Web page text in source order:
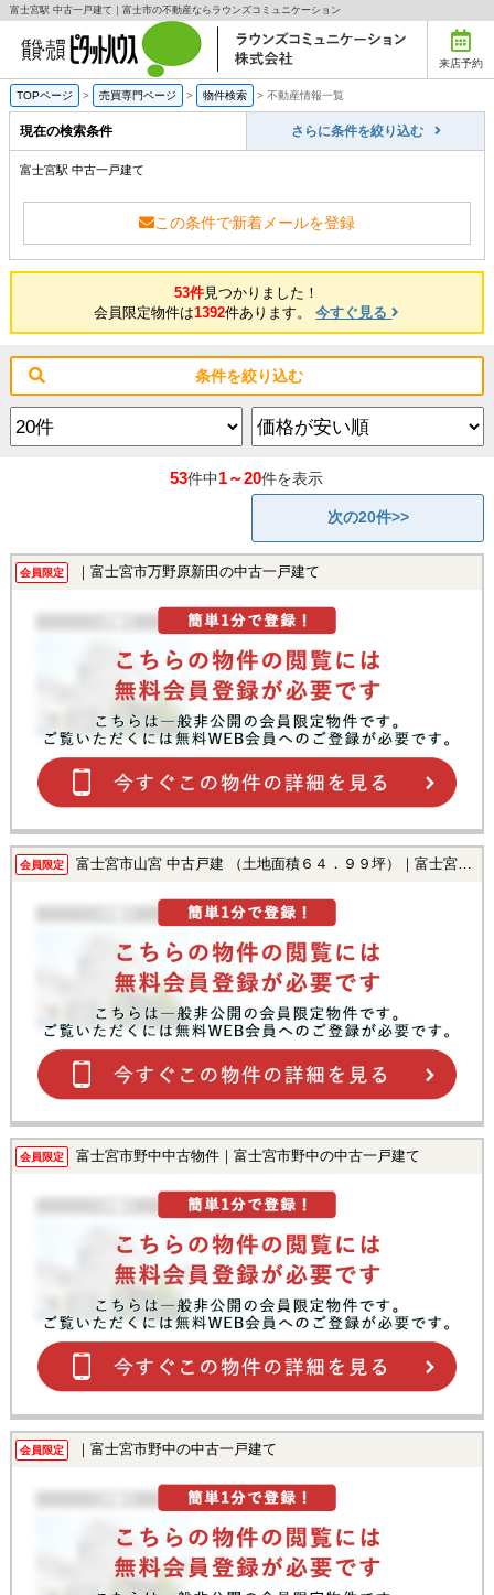
富士宮駅 中古一戸建て｜富士市の不動産ならラウンズコミュニケーション
来店予約
TOPページ > 売買専門ページ > 物件検索 > 不動産情報一覧
現在の検索条件 さらに条件を絞り込む
富士宮駅 中古一戸建て
この条件で新着メールを登録
53件見つかりました！
会員限定物件は1392件あります。今すぐ見る
条件を絞り込む
53件中1～20件を表示
次の20件>>
会員限定 ｜富士宮市万野原新田の中古一戸建て
会員限定 富士宮市山宮 中古戸建 （土地面積６４．９９坪）｜富士宮市山宮の中古一戸建て
会員限定 富士宮市野中中古物件｜富士宮市野中の中古一戸建て
会員限定 ｜富士宮市野中の中古一戸建て